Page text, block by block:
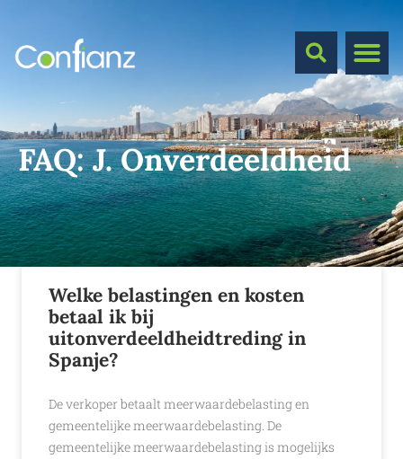
FAQ:J. Onverdeeldheid
Welke belastingen en kosten
betaal ik bij
uitonverdeeldheidtreding in
Spanje?
De verkoper betaalt meerwaardebelasting en
gemeentelijke meerwaardebelasting. De
gemeentelijke meerwaardebelasting is mogelijks